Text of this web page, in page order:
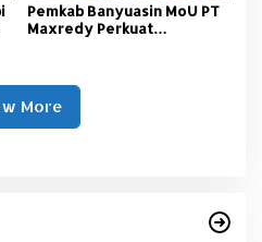
Pemkab Banyuasin MoU PT
Maxredy Perkuat
More